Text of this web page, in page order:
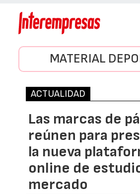
MATERIAL
ACTUALIDAD
Las marcas de
reúnen para
la nueva
online de
mercado